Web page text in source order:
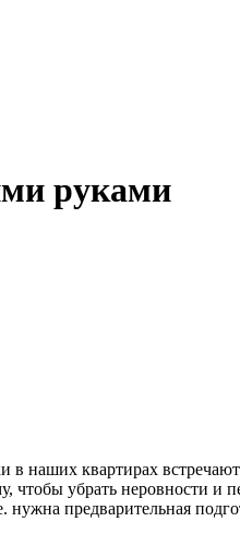
руками
в наших квартирах
чтобы убрать неровности
предварительная